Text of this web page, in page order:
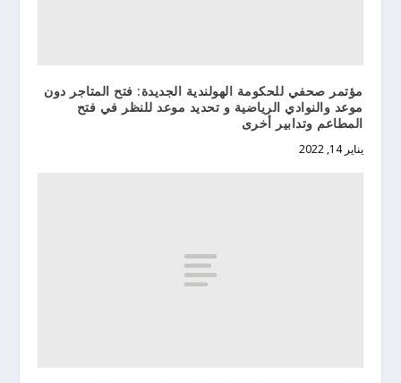
مؤتمر صحفي للحكومة الهولندية الجديدة: فتح المتاجر دون
موعد والنوادي الرياضية و تحديد موعد للنظر في فتح
المطاعم وتدابير أخرى
يناير 14, 2022